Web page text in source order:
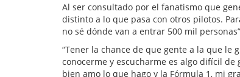
Al ser consultado por el fanatismo que
distinto a lo que pasa con otros pilotos.
no sé dónde van a entrar 500 mil
“Tener la chance de que gente a la que le
conocerme y escucharme es algo difícil
bien amo lo que hago y la Fórmula 1, mi